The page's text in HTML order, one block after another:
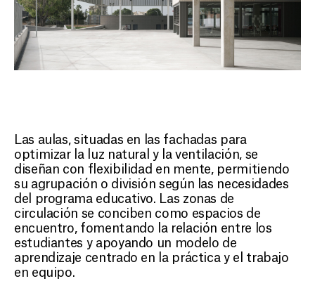
Las aulas, situadas en las fachadas para
optimizar la luz natural y la ventilación, se
diseñan con flexibilidad en mente, permitiendo
su agrupación o división según las necesidades
del programa educativo. Las zonas de
circulación se conciben como espacios de
encuentro, fomentando la relación entre los
estudiantes y apoyando un modelo de
aprendizaje centrado en la práctica y el trabajo
en equipo.